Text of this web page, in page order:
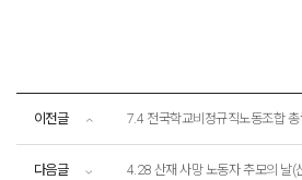
이전글 7.4 전국학교비정규직노동조합 총
다음글 4.28 산재 사망 노동자 추모의 날(